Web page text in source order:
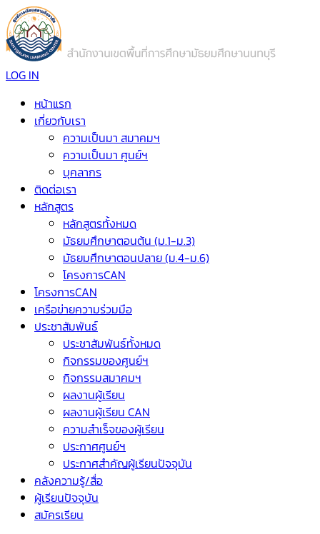
LOG IN
หน้าแรก
เกี่ยวกับเรา
ความเป็นมา สมาคมฯ
ความเป็นมา ศูนย์ฯ
บุคลากร
ติดต่อเรา
หลักสูตร
หลักสูตรทั้งหมด
มัธยมศึกษาตอนต้น (ม.1-ม.3)
มัธยมศึกษาตอนปลาย (ม.4-ม.6)
โครงการCAN
โครงการCAN
เครือข่ายความร่วมมือ
ประชาสัมพันธ์
ประชาสัมพันธ์ทั้งหมด
กิจกรรมของศูนย์ฯ
กิจกรรมสมาคมฯ
ผลงานผู้เรียน
ผลงานผู้เรียน CAN
ความสำเร็จของผู้เรียน
ประกาศศูนย์ฯ
ประกาศสำคัญผู้เรียนปัจจุบัน
คลังความรู้/สื่อ
ผู้เรียนปัจจุบัน
สมัครเรียน